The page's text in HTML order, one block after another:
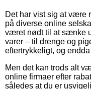
Det har vist sig at være
på diverse online
været nødt til at sænke
varer – til drenge og
eftertrykkeligt, og
Men det kan trods alt
online firmaer efter
således at du er